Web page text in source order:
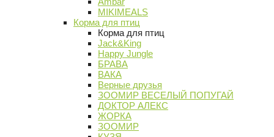
MIKIMEALS
Корма для птиц
Корма для птиц
Jack&King
Happy Jungle
БРАВА
ВАКА
Верные друзья
ЗООМИР ВЕСЕЛЫЙ ПОПУГАЙ
ДОКТОР АЛЕКС
ЖОРКА
ЗООМИР